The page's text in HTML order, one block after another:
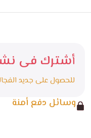
أشترك فى
للحصول على جديد
وسائل دفع أمنة